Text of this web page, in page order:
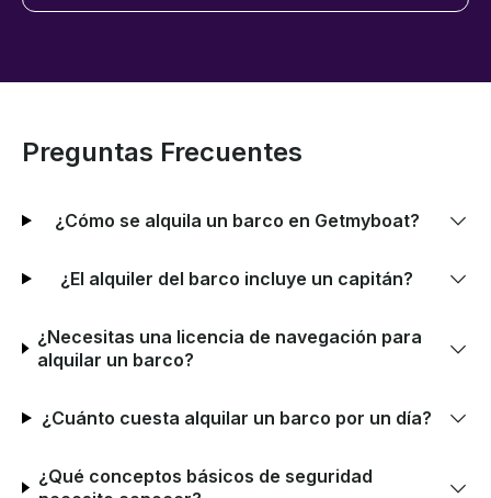
Preguntas Frecuentes
¿Cómo se alquila un barco en Getmyboat?
¿El alquiler del barco incluye un capitán?
¿Necesitas una licencia de navegación para
alquilar un barco?
¿Cuánto cuesta alquilar un barco por un día?
¿Qué conceptos básicos de seguridad